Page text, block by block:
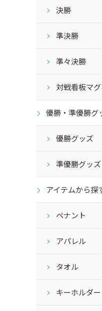
決勝
準決勝
準々決勝
対戦看板マ
優勝・準優勝グ
優勝グッズ
準優勝グッズ
アイテムから探
ペナント
アパレル
タオル
キーホルダ